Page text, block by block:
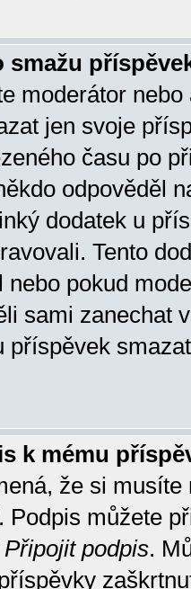
smažu
moderátor
jen svoje
času po
odpověděl
dodatek u
Tento
nebo pokud
sami zanechat
příspěvek
k mému
že si
Podpis můžete
Připojit podpis.